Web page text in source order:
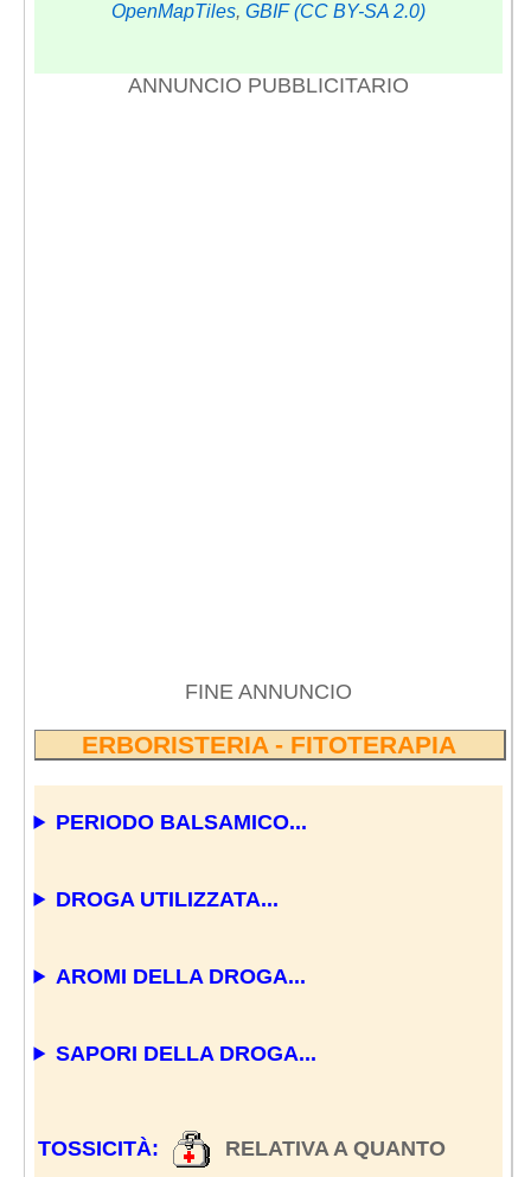
OpenMapTiles, GBIF (CC BY-SA 2.0)
ANNUNCIO PUBBLICITARIO
FINE ANNUNCIO
ERBORISTERIA - FITOTERAPIA
PERIODO BALSAMICO...
DROGA UTILIZZATA...
AROMI DELLA DROGA...
SAPORI DELLA DROGA...
TOSSICITÀ:
RELATIVA A QUANTO